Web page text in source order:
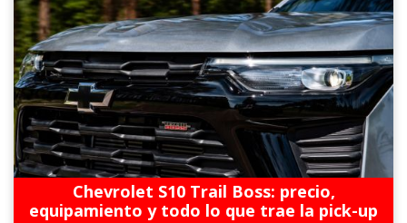
Chevrolet S10 Trail Boss: precio,
equipamiento y todo lo que trae la pick-up